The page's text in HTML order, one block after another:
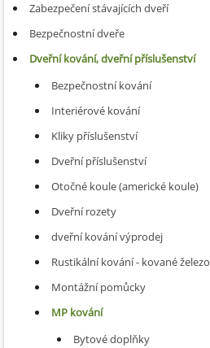
Zabezpečení stávajících dveří
Bezpečnostní dveře
Dveřní kování, dveřní příslušenství
Bezpečnostní kování
Interiérové kování
Kliky příslušenství
Dveřní příslušenství
Otočné koule (americké koule)
Dveřní rozety
dveřní kování výprodej
Rustikální kování - kované železo
Montážní pomůcky
MP kování
Bytové doplňky